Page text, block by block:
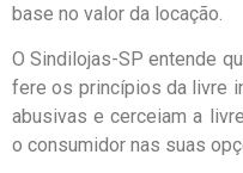
base no valor da locação.
O Sindilojas-SP entende
fere os princípios da livre
abusivas e cerceiam a
o consumidor nas suas